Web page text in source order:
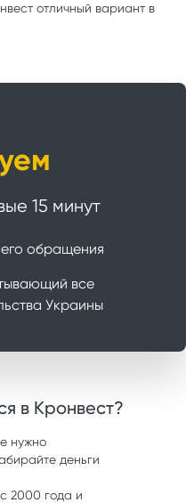
отличный вариант в
15 минут
обращения
все
Украины
в Кронвест?
нужно
деньги
2000 года и